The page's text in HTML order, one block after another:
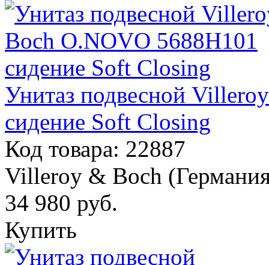
Унитаз подвесной
сидение Soft Closing
Код товара: 22887
Villeroy & Boch
34 980 руб.
Купить